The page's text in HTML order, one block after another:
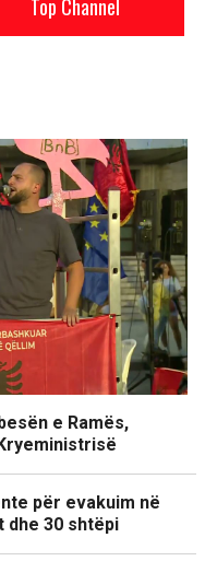
Top Channel
e Ramës,
për evakuim në
dhe 30 shtëpi